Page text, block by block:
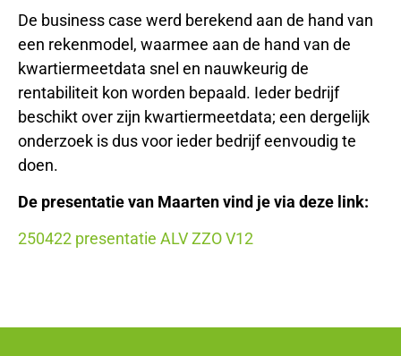
De business case werd berekend aan de hand van
een rekenmodel, waarmee aan de hand van de
kwartiermeetdata snel en nauwkeurig de
rentabiliteit kon worden bepaald. Ieder bedrijf
beschikt over zijn kwartiermeetdata; een dergelijk
onderzoek is dus voor ieder bedrijf eenvoudig te
doen.
De presentatie van Maarten vind je via deze link:
250422 presentatie ALV ZZO V12